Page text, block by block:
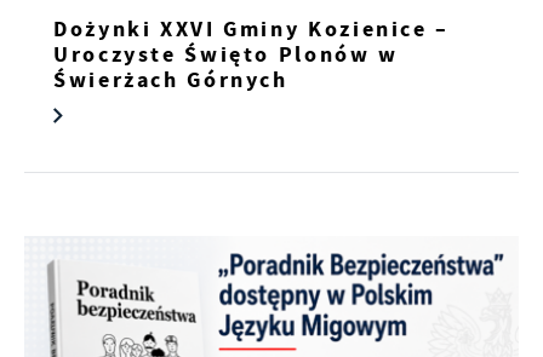
Dożynki XXVI Gminy Kozienice –
Uroczyste Święto Plonów w
Świerżach Górnych